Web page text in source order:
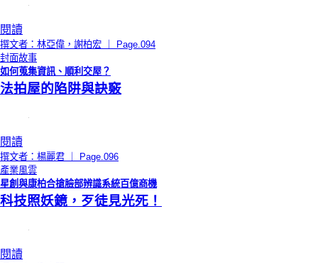
閱讀
撰文者：林亞偉，謝柏宏 ｜ Page.094
封面故事
如何蒐集資訊、順利交屋？
法拍屋的陷阱與訣竅
閱讀
撰文者：楊麗君 ｜ Page.096
產業風雲
星創與康柏合搶臉部辨識系統百億商機
科技照妖鏡，歹徒見光死！
閱讀